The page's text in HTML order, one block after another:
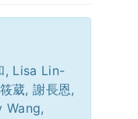
, Lisa Lin-
葳, 謝長恩,
Wang,